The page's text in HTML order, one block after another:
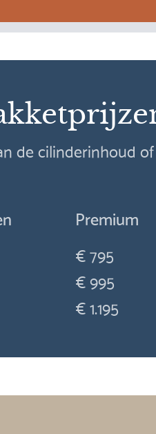
de cilinderinhoud
Premium
€ 795
€ 995
€ 1.195